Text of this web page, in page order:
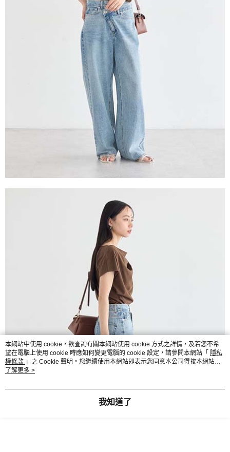
本網站中使用 cookie，欲查詢有關本網站使用 cookie 方式之詳情，及若您不希
望在電腦上使用 cookie 時應如何變更電腦的 cookie 設定，請參閱本網站「 隱私
權條款 」之 Cookie 聲明。您繼續使用本網站即表示您同意本公司得按本網站使
用條款之 Cookie 聲明使用 cookie。
了解更多 >
我知道了